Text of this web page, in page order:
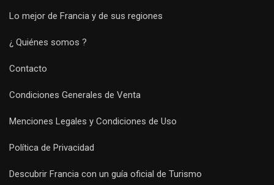
Lo mejor de Francia y de sus regiones
¿ Quiénes somos ?
Contacto
Condiciones Generales de Venta
Menciones Legales y Condiciones de Uso
Política de Privacidad
Descubrir Francia con un guía oficial de Turismo